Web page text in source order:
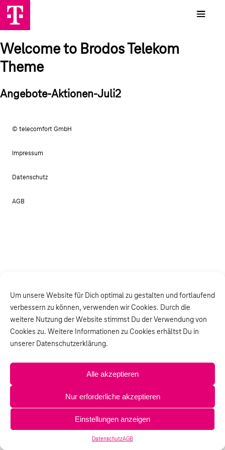
Um unsere Website für Dich optimal zu gestalten und fortlaufend
verbessern zu können, verwenden wir Cookies. Durch die
weitere Nutzung der Website stimmst Du der Verwendung von
Cookies zu. Weitere Informationen zu Cookies erhältst Du in
unserer Datenschutzerklärung.
Alle akzeptieren
Nur erforderliche akzeptieren
Einstellungen anzeigen
DatenschutzAGB
Welcome to Brodos Telekom
Theme
Angebote-Aktionen-Juli2
© telecomfort GmbH
Impressum
Datenschutz
AGB